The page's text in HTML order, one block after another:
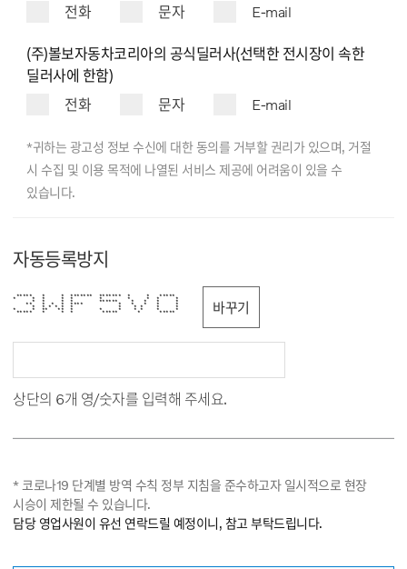
전화
문자 E-mail
(주)볼보자동차코리아의 공식딜러사(선택한 전시장이 속한
딜러사에 한함)
전화
문자 E-mail
*귀하는 광고성 정보 수신에 대한 동의를 거부할 권리가 있으며, 거절
시 수집 및 이용 목적에 나열된 서비스 제공에 어려움이 있을 수
있습니다.
자동등록방지
***** * * ******* ******* * * *****
* * * * * * * * * *
* * * * ****** * * * *
** * * * **** * * * * *
* * * * * * * * * * *
* * ** ** * * * * * * *
***** * * * ***** * ***** 바꾸기
상단의 6개 영/숫자를 입력해 주세요.
* 코로나19 단계별 방역 수칙 정부 지침을 준수하고자 일시적으로 현장
시승이 제한될 수 있습니다.
담당 영업사원이 유선 연락드릴 예정이니, 참고 부탁드립니다.